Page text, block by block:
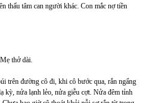
thấu tâm can người khác. Con mắc nợ tiền
thở dài.
trên đường cô đi, khi cô bước qua, rắn ngẩng
kỳ, nửa lạnh lẻo, nửa giễu cợt. Nửa đêm tỉnh